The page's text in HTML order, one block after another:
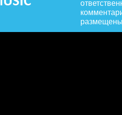
размещены